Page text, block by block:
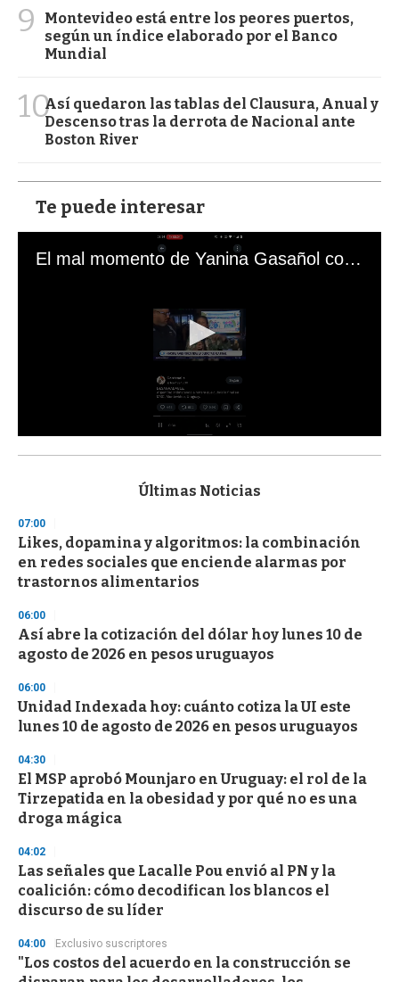
9
Montevideo está entre los peores puertos,
según un índice elaborado por el Banco
Mundial
10Así quedaron las tablas del Clausura, Anual y
Descenso tras la derrota de Nacional ante
Boston River
Te puede interesar
El mal momento de Yanina Gasañol con un hincha argentino en "Subrayado"
s
d
s
o
f
3
s
e
c
o
d
s
Últimas Noticias
07:00
Likes, dopamina y algoritmos: la combinación
en redes sociales que enciende alarmas por
trastornos alimentarios
06:00
Así abre la cotización del dólar hoy lunes 10 de
agosto de 2026 en pesos uruguayos
06:00
Unidad Indexada hoy: cuánto cotiza la UI este
lunes 10 de agosto de 2026 en pesos uruguayos
04:30
El MSP aprobó Mounjaro en Uruguay: el rol de la
Tirzepatida en la obesidad y por qué no es una
droga mágica
04:02
Las señales que Lacalle Pou envió al PN y la
coalición: cómo decodifican los blancos el
discurso de su líder
04:00 Exclusivo suscriptores
"Los costos del acuerdo en la construcción se